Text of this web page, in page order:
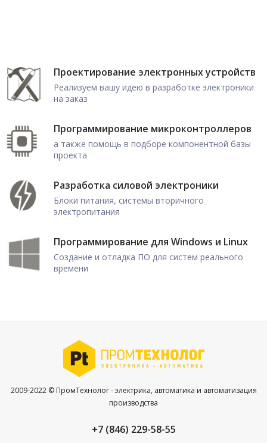
Проектирование электронных устройств
Реализуем вашу идею в разработке электроники
на заказ
Программирование микроконтроллеров
а также помощь в подборе компонентной базы
проекта
Разработка силовой электроники
Блоки питания, системы вторичного
электропитания
Программирование для Windows и Linux
Создание и отладка ПО для систем реального
времени
2009-2022 © ПромТехнолог - электрика, автоматика и автоматизация
производства
+7 (846) 229-58-55